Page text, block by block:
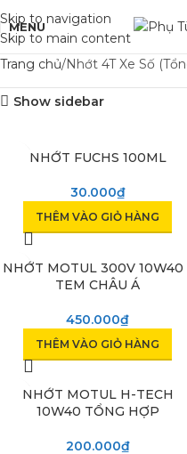
Skip to navigation
Skip to main content
MENU
Trang chủ Nhớt 4T Xe Số
Show sidebar
NHỚT FUCHS 100ML
30.000₫
THÊM VÀO GIỎ HÀNG
NHỚT MOTUL 300V 10W40
TEM CHÂU Á
450.000₫
THÊM VÀO GIỎ HÀNG
NHỚT MOTUL H-TECH
10W40 TỔNG HỢP
200.000₫